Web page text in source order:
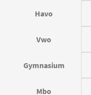
Havo
Vwo
Gymnasium
Mbo